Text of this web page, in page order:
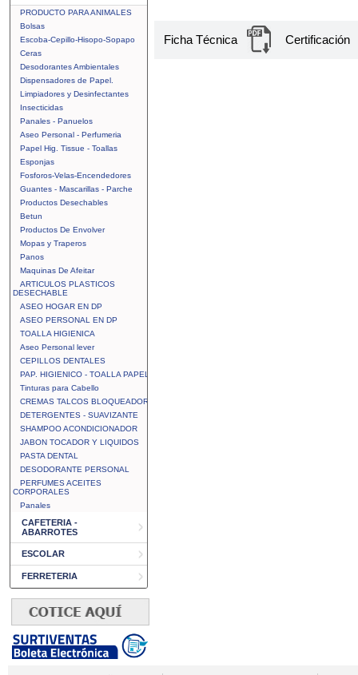
PRODUCTO PARA ANIMALES
Bolsas
Escoba-Cepillo-Hisopo-Sopapo
Ceras
Desodorantes Ambientales
Dispensadores de Papel.
Limpiadores y Desinfectantes
Insecticidas
Panales - Panuelos
Aseo Personal - Perfumeria
Papel Hig. Tissue - Toallas
Esponjas
Fosforos-Velas-Encendedores
Guantes - Mascarillas - Parche
Productos Desechables
Betun
Productos De Envolver
Mopas y Traperos
Panos
Maquinas De Afeitar
ARTICULOS PLASTICOS
DESECHABLE
ASEO HOGAR EN DP
ASEO PERSONAL EN DP
TOALLA HIGIENICA
Aseo Personal lever
CEPILLOS DENTALES
PAP. HIGIENICO - TOALLA PAPEL
Tinturas para Cabello
CREMAS TALCOS BLOQUEADOR
DETERGENTES - SUAVIZANTE
SHAMPOO ACONDICIONADOR
JABON TOCADOR Y LIQUIDOS
PASTA DENTAL
DESODORANTE PERSONAL
PERFUMES ACEITES
CORPORALES
Panales
CAFETERIA -
ABARROTES
ESCOLAR
FERRETERIA
Ficha Técnica Certificación